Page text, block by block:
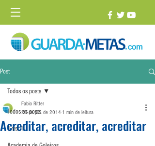
Post
Todos os posts
1 vs. 1
Todos os posts
Acreditar, acreditar, acreditar
Fabio Ritter
28 de jun. de 2014 1 min de leitura